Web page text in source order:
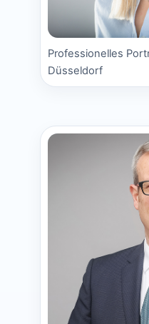
Professionelles
Düsseldorf